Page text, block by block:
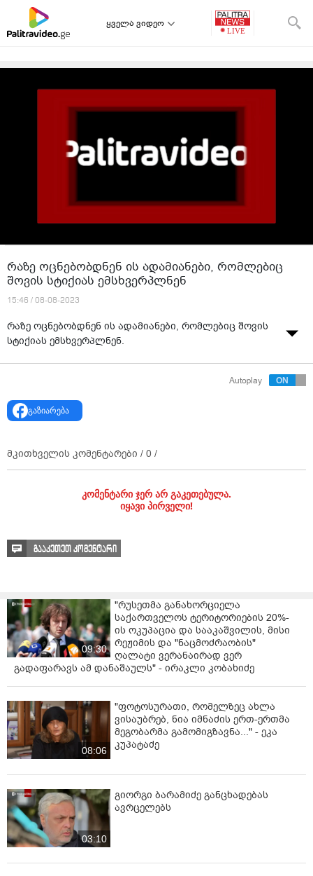
ყველა ვიდეო
რაზე ოცნებობდნენ ის ადამიანები, რომლებიც
შოვის სტიქიას ემსხვერპლნენ
15:46 / 08-08-2023
რაზე ოცნებობდნენ ის ადამიანები, რომლებიც შოვის
სტიქიას ემსხვერპლნენ.
Autoplay
გაზიარება
მკითხველის კომენტარები / 0 /
კომენტარი ჯერ არ გაკეთებულა.
იყავი პირველი!
გააკეთეთ კომენტარი
09:30
"რუსეთმა განახორციელა
საქართველოს ტერიტორიების 20%-
ის ოკუპაცია და სააკაშვილის, მისი
რეჟიმის და "ნაცმოძრაობის"
ღალატი ვერანაირად ვერ
გადაფარავს ამ დანაშაულს" - ირაკლი კობახიძე
08:06
"ფოტოსურათი, რომელზეც ახლა
ვისაუბრებ, ნია იმნაძის ერთ-ერთმა
მეგობარმა გამომიგზავნა..." - ეკა
კუპატაძე
03:10
გიორგი ბარამიძე განცხადებას
ავრცელებს